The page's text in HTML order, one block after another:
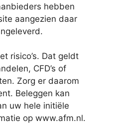
hebben
aangezien daar
risico’s. Dat geldt
CFD’s of
Zorg er daarom
Beleggen kan
uw hele initiële
op www.afm.nl.